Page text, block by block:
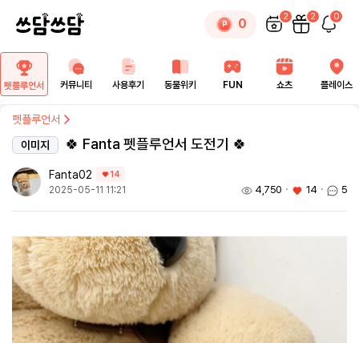
0 2 2 0
펫플루언서 커뮤니티 사용후기 동물위키 FUN 쇼츠 플레이스
펫플루언서
이미지
🍀 Fanta 펫플루언서 도전기 🍀
Fanta02 14
2025-05-11 11:21 4,750 ㆍ 14 ㆍ 5